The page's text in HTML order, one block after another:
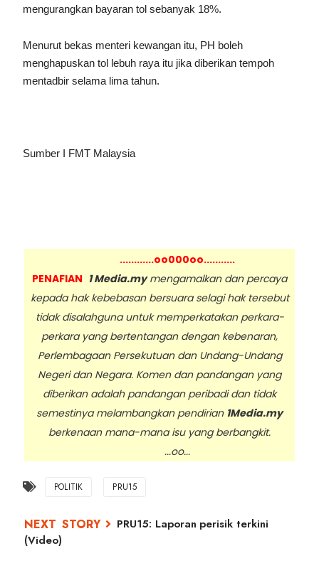
mengurangkan bayaran tol sebanyak 18%.
Menurut bekas menteri kewangan itu, PH boleh
menghapuskan tol lebuh raya itu jika diberikan tempoh
mentadbir selama lima tahun.
Sumber I FMT Malaysia
............oo000oo...........
PENAFIAN 1 Media.mymengamalkan dan percaya
kepada hak kebebasan bersuara selagi hak tersebut
tidak disalahguna untuk memperkatakan perkara-
perkara yang bertentangan dengan kebenaran,
Perlembagaan Persekutuan dan Undang-Undang
Negeri dan Negara. Komen dan pandangan yang
diberikan adalah pandangan peribadi dan tidak
semestinya melambangkan pendirian 1Media.my
berkenaan mana-mana isu yang berbangkit.
...oo...
POLITIK PRU15
PRU15: Laporan perisik terkini
(Video)